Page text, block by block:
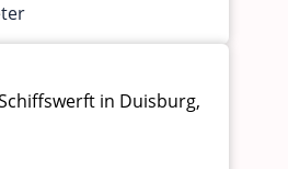
in Duisburg,